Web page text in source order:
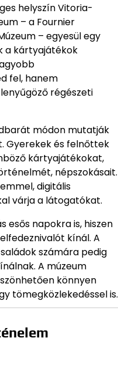
helyszín Vitoria-
– a Fournier
– egyesül egy
a kártyajátékok
fel, hanem
régészeti
módon mutatják
Gyerekek és felnőttek
kártyajátékokat,
népszokásait.
digitális
várja a látogatókat.
esős napokra is, hiszen
kínál. A
számára pedig
A múzeum
könnyen
tömegközlekedéssel is.